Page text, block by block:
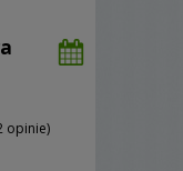
opinie)